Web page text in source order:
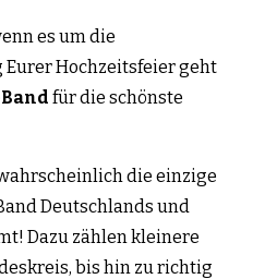
es um die
Hochzeitsfeier geht
für die schönste
die einzige
Deutschlands und
Dazu zählen kleinere
bis hin zu richtig